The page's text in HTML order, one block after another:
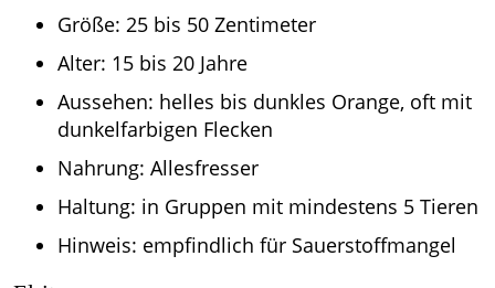
Größe: 25 bis 50 Zentimeter
Alter: 15 bis 20 Jahre
Aussehen: helles bis dunkles Orange, oft mit
dunkelfarbigen Flecken
Nahrung: Allesfresser
Haltung: in Gruppen mit mindestens 5 Tieren
Hinweis: empfindlich für Sauerstoffmangel